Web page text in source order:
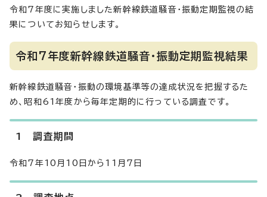
令和7年度に実施しました新幹線鉄道騒音・振動定期監視の結
果についてお知らせします。
令和7年度新幹線鉄道騒音・振動定期監視結果
新幹線鉄道騒音・振動の環境基準等の達成状況を把握するた
め、昭和61年度から毎年定期的に行っている調査です。
1 調査期間
令和7年10月10日から11月7日